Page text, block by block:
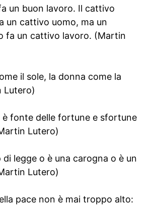
un buon lavoro. Il cattivo
un cattivo uomo, ma un
fa un cattivo lavoro. (Martin
il sole, la donna come la
Lutero)
è fonte delle fortune e sfortune
Lutero)
di legge o è una carogna o è un
Lutero)
pace non è mai troppo alto: